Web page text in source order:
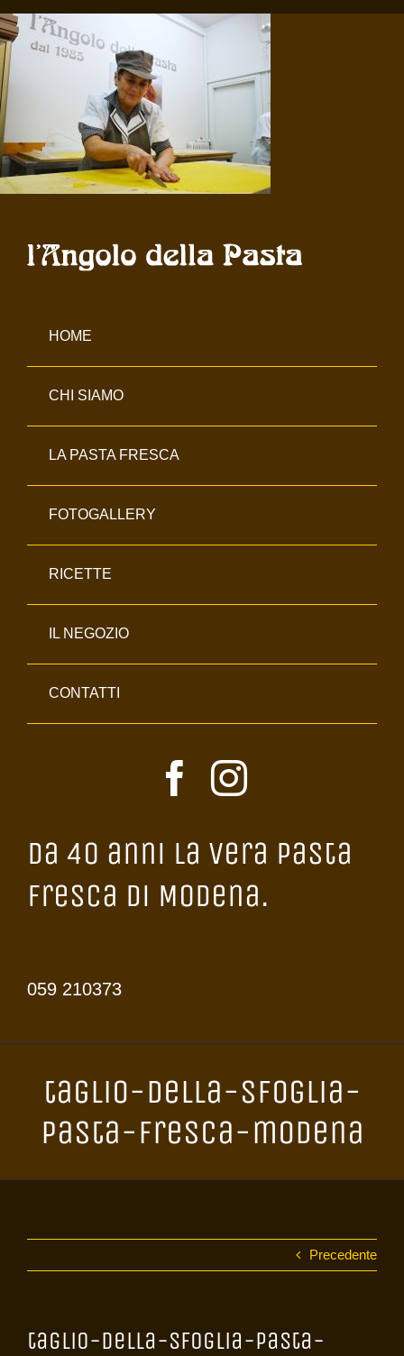
Salta
al
contenuto
HOME
CHI SIAMO
LA PASTA FRESCA
FOTOGALLERY
RICETTE
IL NEGOZIO
CONTATTI
Da 40 anni la vera Pasta
Fresca di Modena.
059 210373
taglio-della-sfoglia-
pasta-fresca-modena
Precedente
taglio-della-sfoglia-pasta-